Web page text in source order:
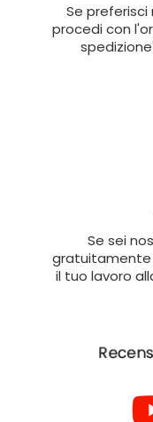
Se
procedi con
Se sei
gratuitamente
il tuo lavoro